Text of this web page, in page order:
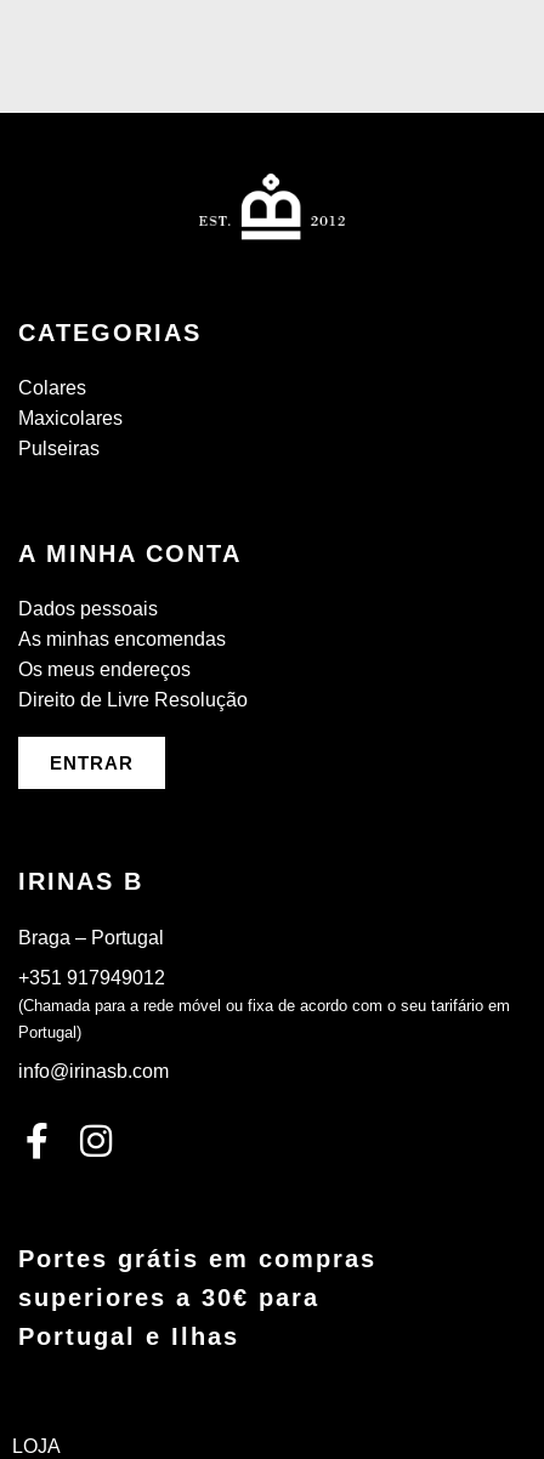
CATEGORIAS
Colares
Maxicolares
Pulseiras
A MINHA CONTA
Dados pessoais
As minhas encomendas
Os meus endereços
Direito de Livre Resolução
ENTRAR
IRINAS B
Braga – Portugal
+351 917949012
(Chamada para a rede móvel ou fixa de acordo com o seu tarifário em
Portugal)
info@irinasb.com
Portes grátis em compras
superiores a 30€ para
Portugal e Ilhas
LOJA